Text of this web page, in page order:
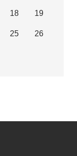
18 19
25 26